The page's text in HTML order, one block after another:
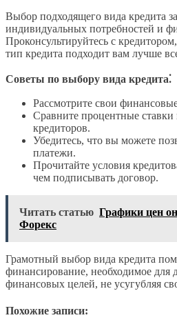
Выбор подходящего вида кредита
индивидуальных потребностей и
Проконсультируйтесь с
тип кредита подходит вам лучше
Советы по выбору вида кредита⁚
Рассмотрите свои
Сравните процентные ставки
кредиторов.
Убедитесь, что вы можете
платежи.
Прочитайте условия
чем подписывать договор.
Читать статью Графики цен
Форекс
Грамотный выбор вида кредита
финансирование, необходимое для
финансовых целей, не усугубляя
Похожие записи: